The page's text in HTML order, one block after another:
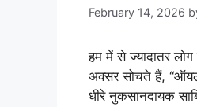
February 14, 2026
हम में से ज्यादातर
अक्सर सोचते हैं,
धीरे नुकसानदायक